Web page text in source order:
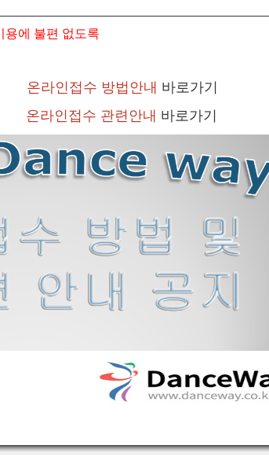
용에 불편 없도록
온라인접수 방법안내 바로가기
온라인접수 관련안내 바로가기